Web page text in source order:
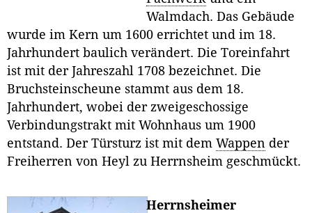
Walmdach. Das Gebäude
wurde im Kern um 1600 errichtet und im 18.
Jahrhundert baulich verändert. Die Toreinfahrt
ist mit der Jahreszahl 1708 bezeichnet. Die
Bruchsteinscheune stammt aus dem 18.
Jahrhundert, wobei der zweigeschossige
Verbindungstrakt mit Wohnhaus um 1900
entstand. Der Türsturz ist mit dem Wappen der
Freiherren von Heyl zu Herrnsheim geschmückt.
Herrnsheimer